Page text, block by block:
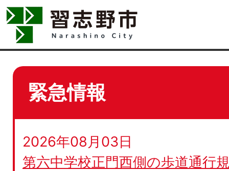
緊急情報
2026年08月03日
第六中学校正門西側の歩道通行